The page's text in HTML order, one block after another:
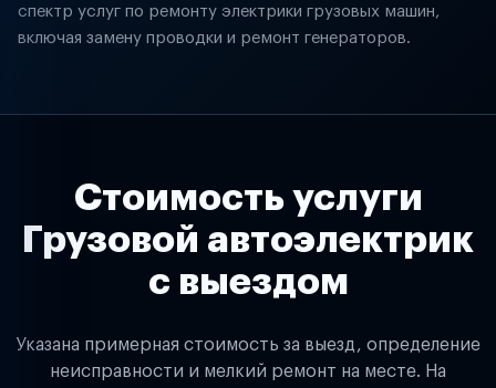
спектр услуг по ремонту электрики грузовых машин,
включая замену проводки и ремонт генераторов.
Стоимость услуги
Грузовой автоэлектрик
с выездом
Указана примерная стоимость за выезд, определение
неисправности и мелкий ремонт на месте. На